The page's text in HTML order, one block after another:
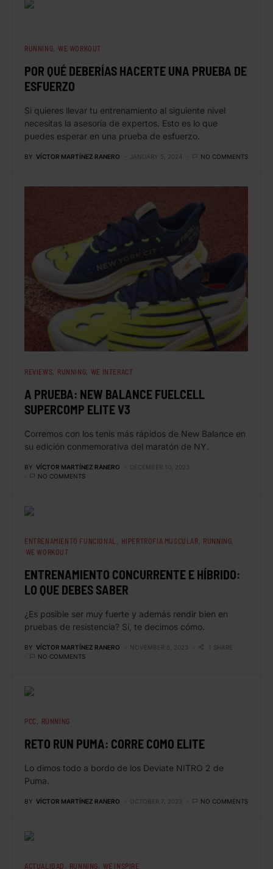
RUNNING WE WORKOUT
POR QUÉ DEBERÍAS HACERTE UNA PRUEBA DE
ESFUERZO
Si quieres llevar tu entrenamiento al siguiente nivel
necesitas la asesoría de expertos. Esto es lo que
puedes esperar en una prueba de esfuerzo.
BY VÍCTOR MARTÍNEZ RANERO JANUARY 5, 2024 NO COMMENTS
REVIEWS RUNNING WE INTERACT
A PRUEBA: NEW BALANCE FUELCELL
SUPERCOMP ELITE V3
Corremos con los tenis más rápidos de New Balance en
su edición conmemorativa del maratón de NY.
BY VÍCTOR MARTÍNEZ RANERO
DECEMBER 10, 2023
NO COMMENTS
ENTRENAMIENTO FUNCIONAL HIPERTROFIA MUSCULAR
RUNNING
WE WORKOUT
ENTRENAMIENTO CONCURRENTE E HÍBRIDO:
LO QUE DEBES SABER
¿Es posible ser muy fuerte y además rendir bien en
pruebas de resistencia? Sí, te decimos cómo.
BY VÍCTOR MARTÍNEZ RANERO NOVEMBER 8, 2023
1 SHARE
NO COMMENTS
PCC RUNNING
RETO RUN PUMA: CORRE COMO ELITE
Lo dimos todo a bordo de los Deviate NITRO 2 de
Puma.
BY VÍCTOR MARTÍNEZ RANERO OCTOBER 7, 2023 NO COMMENTS
ACTUALIDAD RUNNING WE INSPIRE